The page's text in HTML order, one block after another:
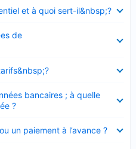
et à quoi sert-il&nbsp;?
de
bancaires ; à quelle
?
un paiement à l’avance ?